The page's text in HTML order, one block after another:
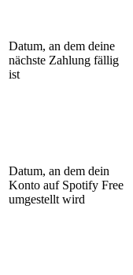
Datum, an dem deine
nächste Zahlung fällig
ist
Datum, an dem dein
Konto auf Spotify Free
umgestellt wird